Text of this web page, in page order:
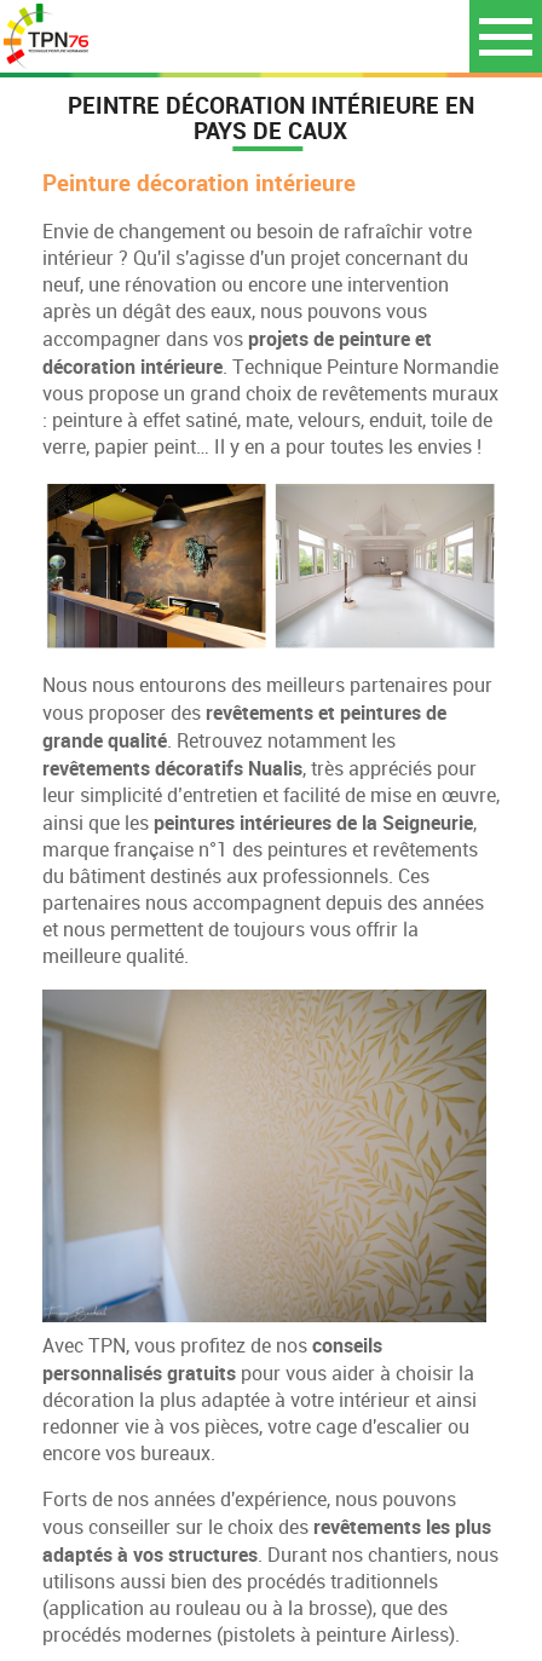
PEINTRE DÉCORATION INTÉRIEURE EN
PAYS DE CAUX
Peinture décoration intérieure
Envie de changement ou besoin de rafraîchir votre
intérieur ? Qu'il s'agisse d'un projet concernant du
neuf, une rénovation ou encore une intervention
après un dégât des eaux, nous pouvons vous
accompagner dans vosprojets de peinture et
décoration intérieure. Technique Peinture Normandie
vous propose un grand choix de revêtements muraux
: peinture à effet satiné, mate, velours, enduit, toile de
verre, papier peint… Il y en a pour toutes les envies !
Nous nous entourons des meilleurs partenaires pour
vous proposer des revêtements et peintures de
grande qualité. Retrouvez notamment les
revêtements décoratifs Nualis, très appréciés pour
leur simplicité d’entretien et facilité de mise en œuvre,
ainsi que lespeintures intérieures de la Seigneurie,
marque française n°1 des peintures et revêtements
du bâtiment destinés aux professionnels. Ces
partenaires nous accompagnent depuis des années
et nous permettent de toujours vous offrir la
meilleure qualité.
Avec TPN, vous profitez de nos conseils
personnalisés gratuitspour vous aider à choisir la
décoration la plus adaptée à votre intérieur et ainsi
redonner vie à vos pièces, votre cage d'escalier ou
encore vos bureaux.
Forts de nos années d'expérience, nous pouvons
vous conseiller sur le choix des revêtements les plus
adaptés à vos structures. Durant nos chantiers, nous
utilisons aussi bien des procédés traditionnels
(application au rouleau ou à la brosse), que des
procédés modernes (pistolets à peinture Airless).